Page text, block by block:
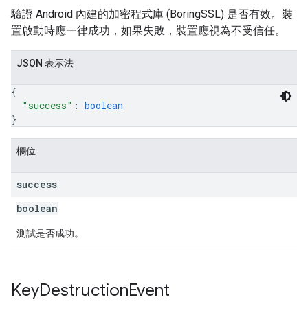
驗證 Android 內建的加密程式庫 (BoringSSL) 是否有效。裝
置啟動時應一律成功，如果失敗，裝置應視為不受信任。
JSON 表示法
{
"success" : boolean
}
欄位
success
boolean
測試是否成功。
KeyDestructionEvent